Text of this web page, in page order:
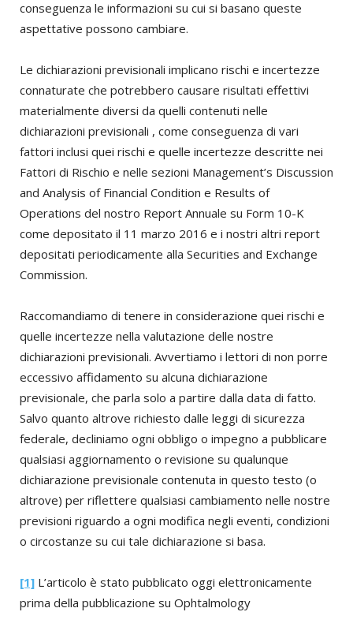
conseguenza le informazioni su cui si basano queste
aspettative possono cambiare.
Le dichiarazioni previsionali implicano rischi e incertezze
connaturate che potrebbero causare risultati effettivi
materialmente diversi da quelli contenuti nelle
dichiarazioni previsionali , come conseguenza di vari
fattori inclusi quei rischi e quelle incertezze descritte nei
Fattori di Rischio e nelle sezioni Management’s Discussion
and Analysis of Financial Condition e Results of
Operations del nostro Report Annuale su Form 10-K
come depositato il 11 marzo 2016 e i nostri altri report
depositati periodicamente alla Securities and Exchange
Commission.
Raccomandiamo di tenere in considerazione quei rischi e
quelle incertezze nella valutazione delle nostre
dichiarazioni previsionali. Avvertiamo i lettori di non porre
eccessivo affidamento su alcuna dichiarazione
previsionale, che parla solo a partire dalla data di fatto.
Salvo quanto altrove richiesto dalle leggi di sicurezza
federale, decliniamo ogni obbligo o impegno a pubblicare
qualsiasi aggiornamento o revisione su qualunque
dichiarazione previsionale contenuta in questo testo (o
altrove) per riflettere qualsiasi cambiamento nelle nostre
previsioni riguardo a ogni modifica negli eventi, condizioni
o circostanze su cui tale dichiarazione si basa.
[1] L’articolo è stato pubblicato oggi elettronicamente
prima della pubblicazione su Ophtalmology